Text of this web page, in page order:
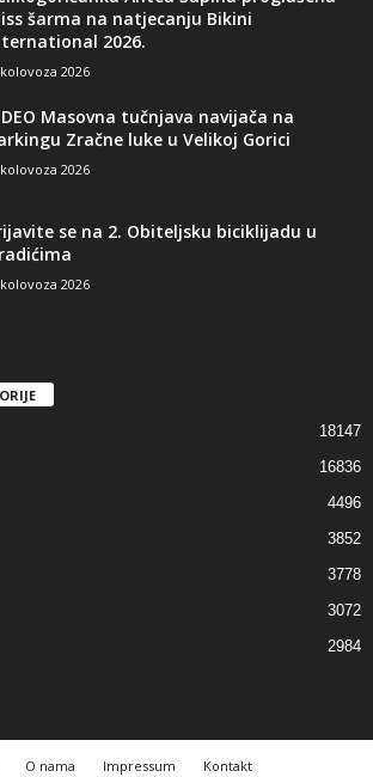
šarma na natjecanju Bikini
2026.
2026
Masovna tučnjava navijača na
Zračne luke u Velikoj Gorici
2026
se na 2. Obiteljsku biciklijadu u
2026
18147
16836
4496
3852
3778
3072
2984
O nama Impressum Kontakt